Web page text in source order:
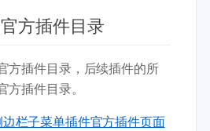
方插件目录
方插件目录，后续插件的所
方插件目录。
栏子菜单插件官方插件页面